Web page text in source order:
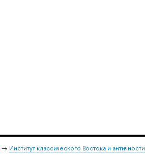
→ Институт классического Востока и античности